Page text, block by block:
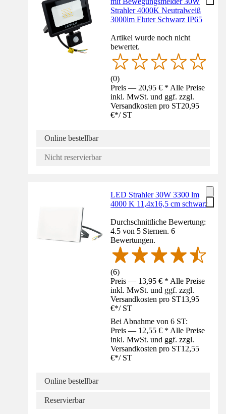
Strahler 4000K Neutralweiß
3000lm Fluter Schwarz IP65
Artikel wurde noch nicht
bewertet.
(0)
Preis — 20,95 € * Alle Preise
inkl. MwSt. und ggf. zzgl.
Versandkosten pro ST20,95
€*/ ST
Online bestellbar
Nicht reservierbar
LED Strahler 30W 3300 lm
4000 K 11,4x16,5 cm schwarz
Durchschnittliche Bewertung:
4.5 von 5 Sternen. 6
Bewertungen.
(6)
Preis — 13,95 € * Alle Preise
inkl. MwSt. und ggf. zzgl.
Versandkosten pro ST13,95
€*/ ST
Bei Abnahme von 6 ST:
Preis — 12,55 € * Alle Preise
inkl. MwSt. und ggf. zzgl.
Versandkosten pro ST12,55
€*/ ST
Online bestellbar
Reservierbar